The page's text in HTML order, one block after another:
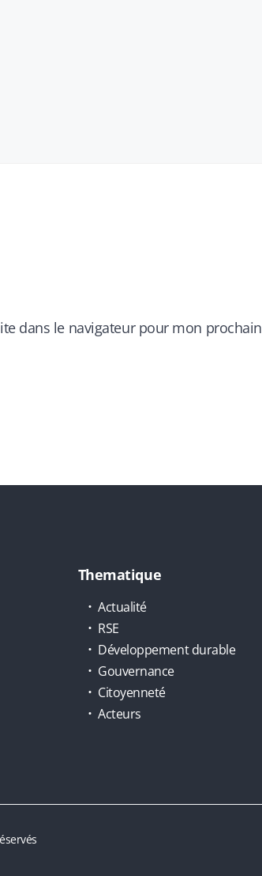
dans le navigateur pour mon prochain
Thematique
Actualité
RSE
Développement durable
Gouvernance
Citoyenneté
Acteurs